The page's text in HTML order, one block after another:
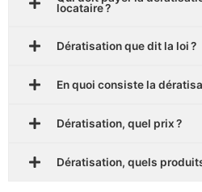
locataire ?
Dératisation que dit la loi ?
En quoi consiste la
Dératisation, quel prix ?
Dératisation, quels